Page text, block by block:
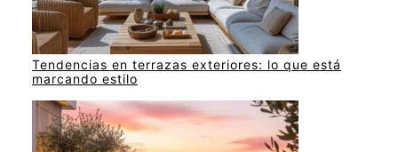
Tendencias en terrazas exteriores: lo que está
marcando estilo